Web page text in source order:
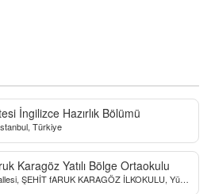
İngilizce Hazırlık Bölümü
Türkiye
Karagöz Yatılı Bölge Ortaokulu
ŞEHİT fARUK KARAGÖZ İLKOKULU, Yücel